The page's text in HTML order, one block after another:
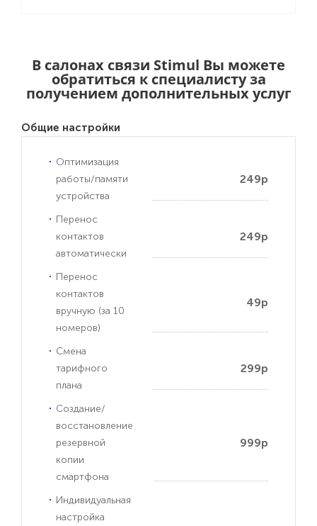
В салонах связи Stimul Вы можете
обратиться к специалисту за
получением дополнительных услуг
Общие настройки
Оптимизация
работы/памяти
устройства
249р
Перенос
контактов
автоматически
249р
Перенос
контактов
вручную (за 10
номеров)
49р
Смена
тарифного
плана
299р
Создание/
восстановление
резервной
копии
смартфона
999р
Индивидуальная
настройка